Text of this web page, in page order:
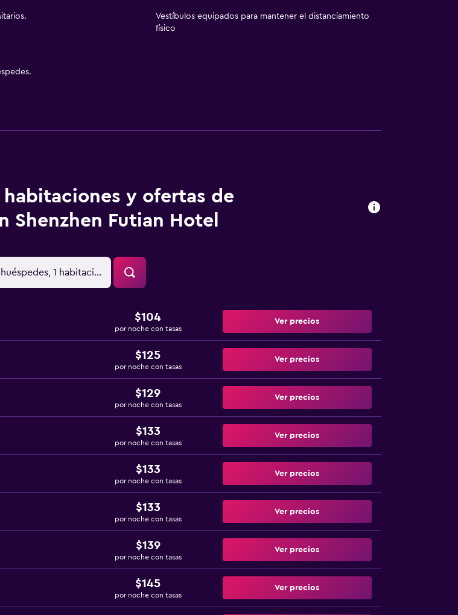
Vestíbulos equipados para mantener el distanciamiento
físico
habitaciones y ofertas de
Shenzhen Futian Hotel
1 habitación
$104
por noche con tasas
Ver precios
$125
por noche con tasas
Ver precios
$129
por noche con tasas
Ver precios
$133
por noche con tasas
Ver precios
$133
por noche con tasas
Ver precios
$133
por noche con tasas
Ver precios
$139
por noche con tasas
Ver precios
$145
por noche con tasas
Ver precios